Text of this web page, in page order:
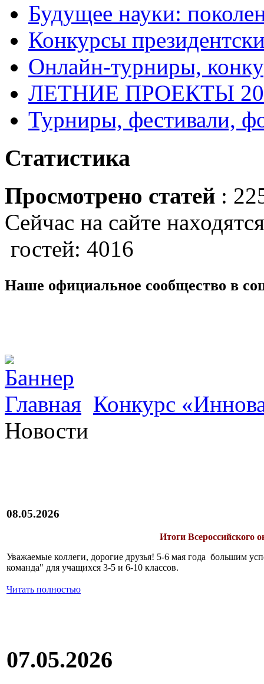
Будущее науки:
Конкурсы
Онлайн-турниры,
ЛЕТНИЕ ПРОЕКТЫ
Турниры, фестивали,
Статистика
Просмотрено статей :
Сейчас на сайте
гостей: 4016
Наше официальное сообщество в
Главная Конкурс
Новости
08.05.2026
Итоги Всероссийского
Уважаемые коллеги, дорогие друзья! 5-6 мая года большим
команда" для учащихся 3-5 и 6-10 классов.
Читать полностью
07.05.2026